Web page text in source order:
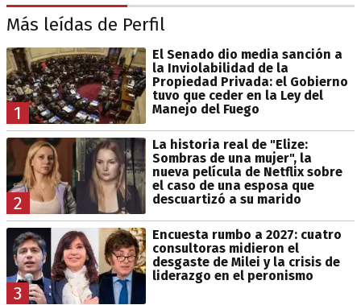
Más leídas de Perfil
1
El Senado dio media sanción a
la Inviolabilidad de la
Propiedad Privada: el Gobierno
tuvo que ceder en la Ley del
Manejo del Fuego
2
La historia real de "Elize:
Sombras de una mujer", la
nueva película de Netflix sobre
el caso de una esposa que
descuartizó a su marido
3
Encuesta rumbo a 2027: cuatro
consultoras midieron el
desgaste de Milei y la crisis de
liderazgo en el peronismo